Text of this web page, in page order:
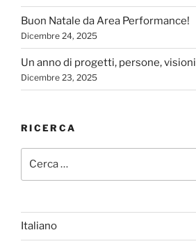
Buon Natale da Area Performance!
Dicembre 24, 2025
Un anno di progetti, persone, visioni
Dicembre 23, 2025
RICERCA
Italiano